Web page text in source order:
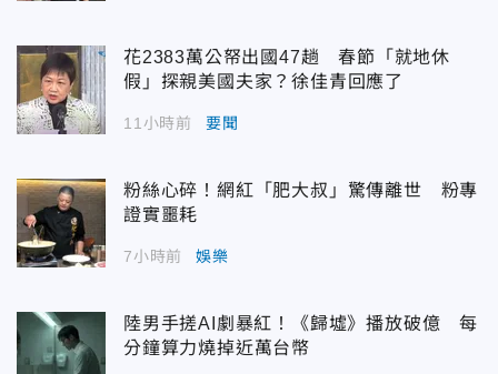
花2383萬公帑出國47趟 春節「就地休
假」探親美國夫家？徐佳青回應了
11小時前 要聞
粉絲心碎！網紅「肥大叔」驚傳離世 粉專
證實噩耗
7小時前 娛樂
陸男手搓AI劇暴紅！《歸墟》播放破億 每
分鐘算力燒掉近萬台幣